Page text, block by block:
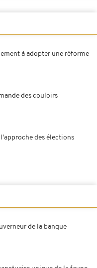
à adopter une réforme
des couloirs
des élections
de la banque